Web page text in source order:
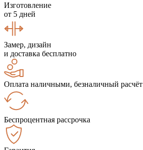
Изготовление
от 5 дней
Замер, дизайн
и доставка бесплатно
Оплата наличными, безналичный расчёт
Беспроцентная рассрочка